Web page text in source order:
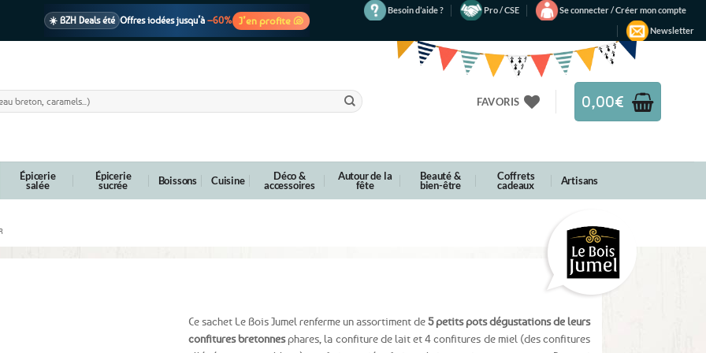
☀️ BZH Deals été Offres iodées jusqu’à –60% J’en profite 🐚
Besoin d’aide ? Pro / CSE
Se connecter / Créer mon compte
Newsletter
FAVORIS 0,00€
Épicerie
salée
Épicerie
sucrée Boissons Cuisine Déco &
accessoires
Autour de la
fête
Beauté &
bien-être
Coffrets
cadeaux Artisans
Ce sachet Le Bois Jumel renferme un assortiment de5 petits pots dégustations de leurs
confitures bretonnesphares, la confiture de lait et 4 confitures de miel (des confitures